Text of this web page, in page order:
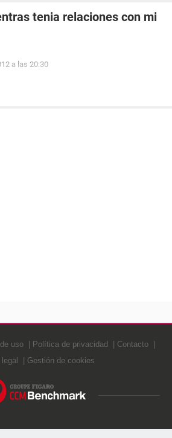
tenia relaciones con mi
a las 20:30
uso Política de privacidad
Contacto
Gestión de cookies